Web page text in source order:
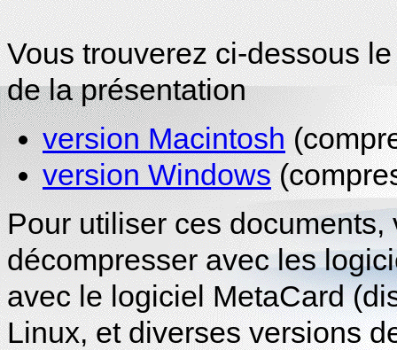
Vous trouverez ci-dessous
de la présentation
version Macintosh
version Windows
Pour utiliser ces
décompresser avec les
avec le logiciel MetaCard
Linux, et diverses versions